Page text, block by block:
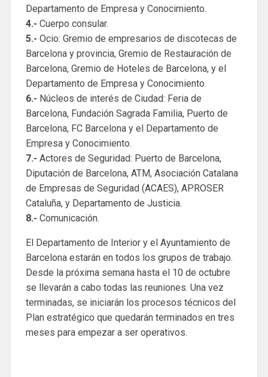
Departamento de Empresa y Conocimiento.
4.- Cuerpo consular.
5.- Ocio: Gremio de empresarios de discotecas de
Barcelona y provincia, Gremio de Restauración de
Barcelona, ​​Gremio de Hoteles de Barcelona, ​​y el
Departamento de Empresa y Conocimiento.
6.- Núcleos de interés de Ciudad: Feria de
Barcelona, ​​Fundación Sagrada Familia, Puerto de
Barcelona, ​​FC Barcelona y el Departamento de
Empresa y Conocimiento.
7.- Actores de Seguridad: Puerto de Barcelona, ​​
Diputación de Barcelona, ​​ATM, Asociación Catalana
de Empresas de Seguridad (ACAES), APROSER
Cataluña, y Departamento de Justicia.
8.- Comunicación.
El Departamento de Interior y el Ayuntamiento de
Barcelona estarán en todos los grupos de trabajo.
Desde la próxima semana hasta el 10 de octubre
se llevarán a cabo todas las reuniones. Una vez
terminadas, se iniciarán los procesos técnicos del
Plan estratégico que quedarán terminados en tres
meses para empezar a ser operativos.